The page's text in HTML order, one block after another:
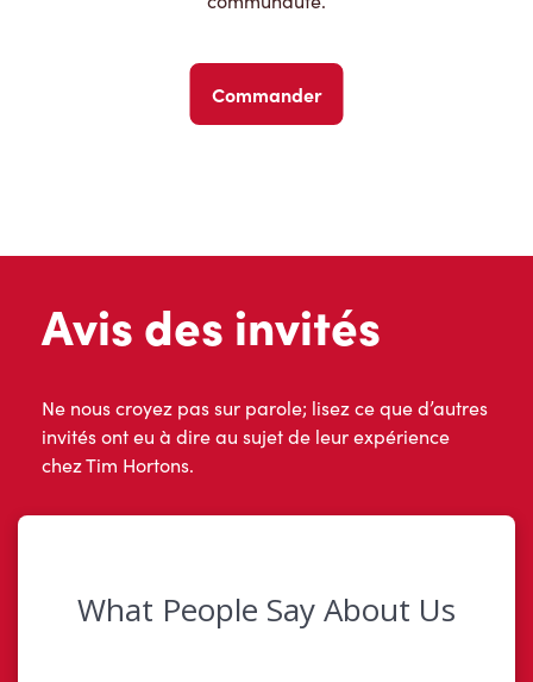
Commander
Avis des invités
Ne nous croyez pas sur parole; lisez ce que d’autres
invités ont eu à dire au sujet de leur expérience
chez Tim Hortons.